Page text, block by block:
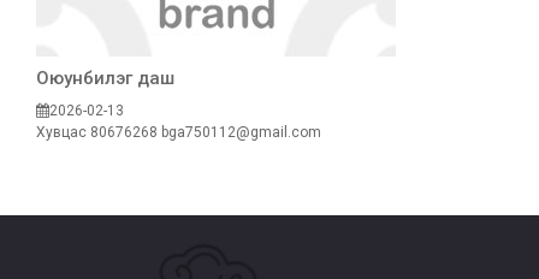
Оюунбилэг даш
2026-02-13
Хувцас 80676268 bga750112@gmail.com